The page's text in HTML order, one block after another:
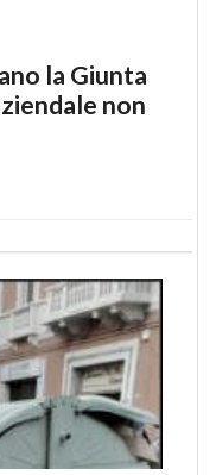
la Giunta
non